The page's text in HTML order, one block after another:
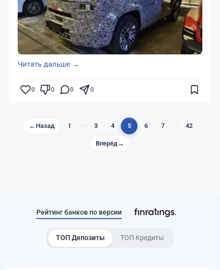
Читать дальше →
0 0 0 0
← Назад 1 ··· 3 4 5 6 7 ··· 42
Вперёд→
Рейтинг банков по версии
ТОП Депозиты ТОП Кредиты